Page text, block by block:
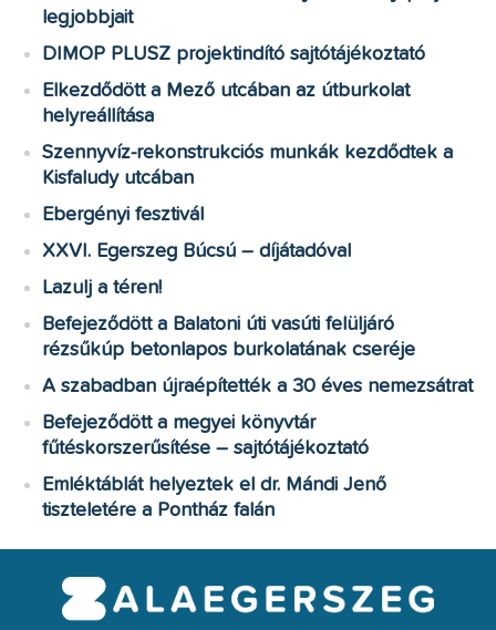
legjobbjait
DIMOP PLUSZ projektindító sajtótájékoztató
Elkezdődött a Mező utcában az útburkolat
helyreállítása
Szennyvíz-rekonstrukciós munkák kezdődtek a
Kisfaludy utcában
Ebergényi fesztivál
XXVI. Egerszeg Búcsú – díjátadóval
Lazulj a téren!
Befejeződött a Balatoni úti vasúti felüljáró
rézsűkúp betonlapos burkolatának cseréje
A szabadban újraépítették a 30 éves nemezsátrat
Befejeződött a megyei könyvtár
fűtéskorszerűsítése – sajtótájékoztató
Emléktáblát helyeztek el dr. Mándi Jenő
tiszteletére a Pontház falán